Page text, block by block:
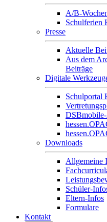
A/B-
Schulferien
Presse
Aktuelle
Aus dem
Beiträge
Digitale
Schulportal
Downloads
Allgemeine
Schüler-
Eltern-Infos
Formulare
Kontakt